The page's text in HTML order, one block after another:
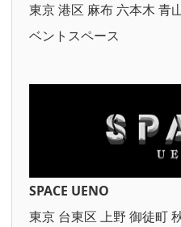
東京 港区 麻布 六本木 青
ベントスペース
SPACE UENO
東京 台東区 上野 御徒町